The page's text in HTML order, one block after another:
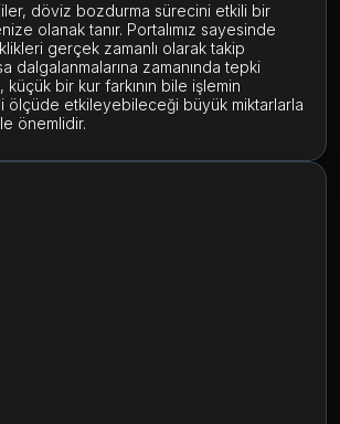
döviz bozdurma sürecini etkili bir
olanak tanır. Portalımız sayesinde
gerçek zamanlı olarak takip
dalgalanmalarına zamanında tepki
bir kur farkının bile işlemin
ölçüde etkileyebileceği büyük miktarlarla
önemlidir.